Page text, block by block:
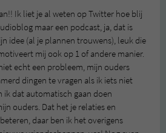
Ik liet je al weten op Twitter hoe blij
maar een podcast, ja, dat is
idee (al je plannen trouwens), leuk die
mij ook op 1 of andere manier.
echt een probleem, mijn ouders
dingen te vragen als ik iets niet
ik dat automatisch gaan doen
ouders. Dat het je relaties en
daar ben ik het overigens